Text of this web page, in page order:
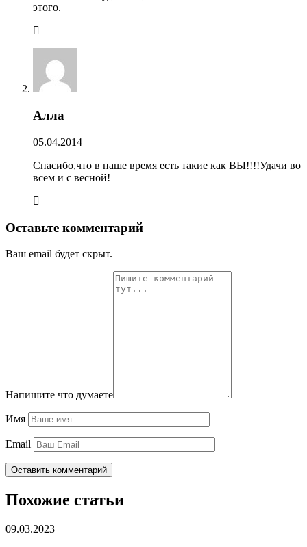
этого.
Алла
05.04.2014
Спасибо,что в наше время есть такие как ВЫ!!!!Удачи во
всем и с весной!
Оставьте комментарий
Ваш email будет скрыт.
Напишите что думаете
Имя
Email
Похожие статьи
09.03.2023